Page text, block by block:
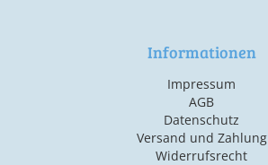
Informationen
Impressum
AGB
Datenschutz
Versand und Zahlung
Widerrufsrecht